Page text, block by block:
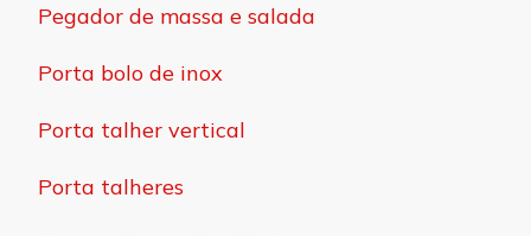
Pegador de massa e salada
Porta bolo de inox
Porta talher vertical
Porta talheres